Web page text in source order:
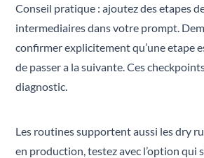
Conseil pratique : ajoutez des etapes
intermediaires dans votre prompt.
confirmer explicitement qu’une etape
de passer a la suivante. Ces
diagnostic.
Les routines supportent aussi les dry
en production, testez avec l’option qui